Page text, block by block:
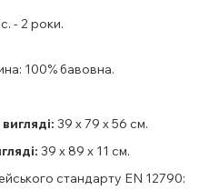
- 2 роки.
100% бавовна.
39 x 79 x 56 см.
39 x 89 x 11 см.
стандарту EN 12790: